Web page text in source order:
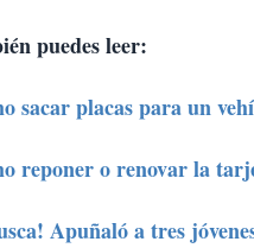
puedes leer:
sacar placas para un
reponer o renovar la
Apuñaló a tres